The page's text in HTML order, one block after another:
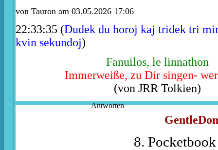
von Tauron am 03.05.2026 17:06
22:33:35 (Dudek du horoj kaj tridek tri
kvin sekundoj)
Fanuilos, le linnathon
Immerweiße, zu Dir singen-
(von JRR Tolkien)
Antworten
8.